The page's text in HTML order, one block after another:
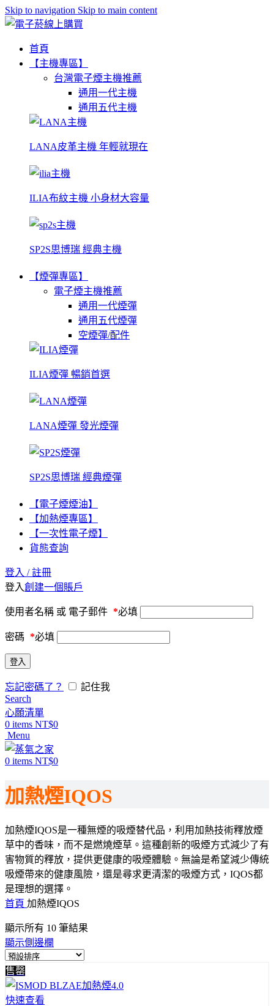
Skip to navigation Skip to main content
首頁
【主機專區】
台灣電子煙主機推薦
通用一代主機
通用五代主機
LANA皮革主機 年輕就現在
ILIA布紋主機 小身材大容量
SP2S思博瑞 經典主機
【煙彈專區】
電子煙主機推薦
通用一代煙彈
通用五代煙彈
空煙彈/配件
ILIA煙彈 暢銷首選
LANA煙彈 發光煙彈
SP2S思博瑞 經典煙彈
【電子煙煙油】
【加熱煙專區】
【一次性電子煙】
貨態查詢
登入 / 註冊
登入創建一個賬戶
使用者名稱 或 電子郵件 *必填
密碼 *必填
登入
忘記密碼了？
記住我
Search
心願清單
0 items NT$0
Menu
0 items NT$0
加熱煙IQOS
加熱煙IQOS是一種無煙的吸煙替代品，利用加熱技術釋放煙
草中的香味，而不是燃燒煙草。這種創新的吸煙方式減少了有
害物質的釋放，提供更健康的吸煙體驗。無論是希望減少傳統
吸煙帶來的健康風險，還是尋求更清潔的吸煙方式，IQOS都
是理想的選擇。
首頁 加熱煙IQOS
顯示所有 10 筆結果
顯示側邊欄
售罄
快速查看